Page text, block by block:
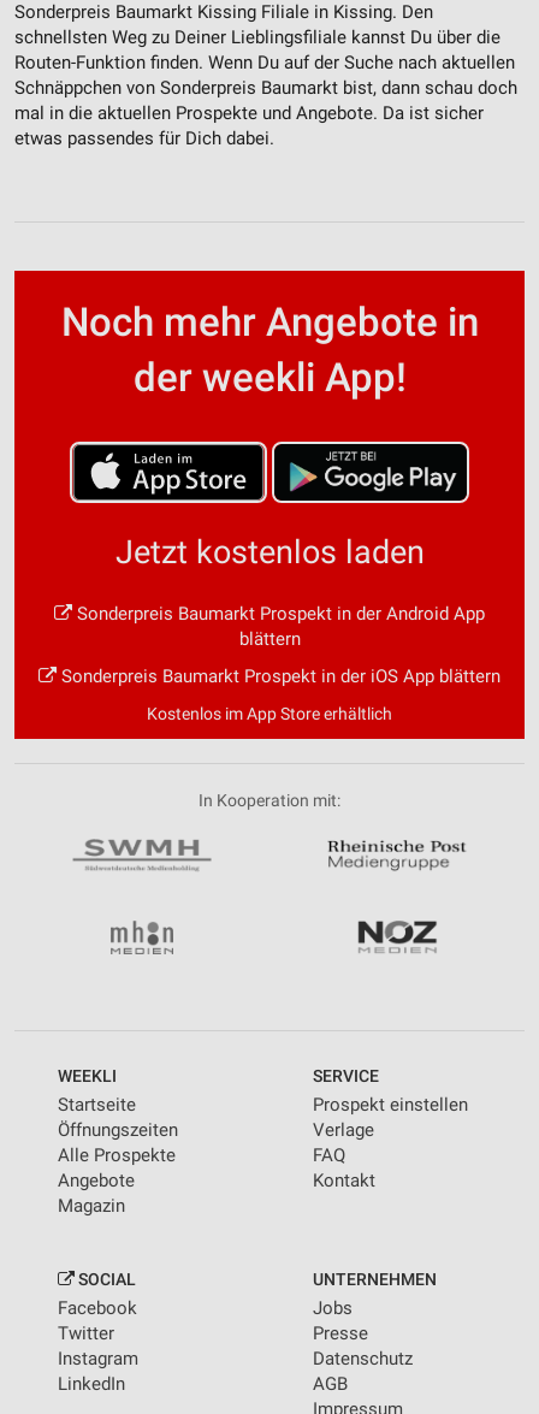
Sonderpreis Baumarkt Kissing Filiale in Kissing. Den
schnellsten Weg zu Deiner Lieblingsfiliale kannst Du über die
Routen-Funktion finden. Wenn Du auf der Suche nach aktuellen
Schnäppchen von Sonderpreis Baumarkt bist, dann schau doch
mal in die aktuellen Prospekte und Angebote. Da ist sicher
etwas passendes für Dich dabei.
Noch mehr Angebote in
der weekli App!
Jetzt kostenlos laden
Sonderpreis Baumarkt Prospekt in der Android App
blättern
Sonderpreis Baumarkt Prospekt in der iOS App blättern
Kostenlos im App Store erhältlich
In Kooperation mit:
WEEKLI
Startseite
Öffnungszeiten
Alle Prospekte
Angebote
Magazin
SERVICE
Prospekt einstellen
Verlage
FAQ
Kontakt
SOCIAL
Facebook
Twitter
Instagram
LinkedIn
UNTERNEHMEN
Jobs
Presse
Datenschutz
AGB
Impressum